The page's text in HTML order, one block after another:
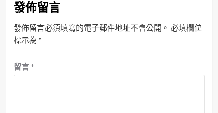
發佈留言
發佈留言必須填寫的電子郵件地址不會公開。 必填欄位
標示為 *
留言 *